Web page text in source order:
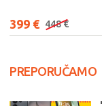
399 € 448 €
PREPORUČAMO